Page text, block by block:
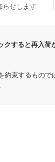
らせします
クすると再入荷
約束するもので